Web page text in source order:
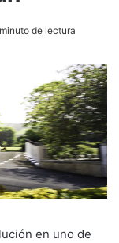
de lectura
en uno de